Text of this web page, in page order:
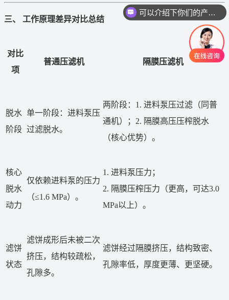
三、 工作原理差异对比总结
对比
项
普通压滤机 隔膜压滤机
脱水
阶段
单一阶段：进料泵压
过滤脱水。
两阶段：1. 进料泵压过滤（同普
通机）；2. 隔膜高压压榨脱水
（核心优势）。
核心
脱水
动力
仅依赖进料泵的压力
（≤1.6 MPa）。
1. 进料泵压力；
2. 隔膜压榨压力（更高，可达3.0
MPa以上）。
滤饼
状态
滤饼成形后未被二次
挤压，结构较疏松，
孔隙多。
滤饼经过隔膜挤压，结构致密、
孔隙率低，厚度更薄、更坚硬。